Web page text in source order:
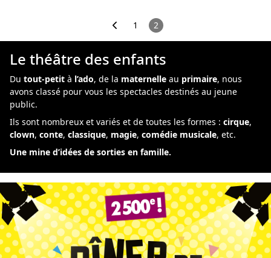
1 2
Le théâtre des enfants
Du tout-petit à l’ado, de la maternelle au primaire, nous
avons classé pour vous les spectacles destinés au jeune
public.
Ils sont nombreux et variés et de toutes les formes : cirque,
clown, conte, classique, magie, comédie musicale, etc.
Une mine d’idées de sorties en famille.